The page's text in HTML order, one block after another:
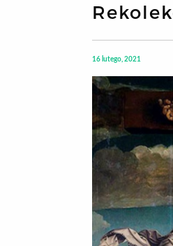
16 lutego, 2021